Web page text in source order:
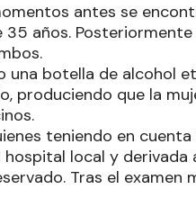
antes se
años.
botella de alcohol
produciendo que la
teniendo en
local y derivada
Tras el examen